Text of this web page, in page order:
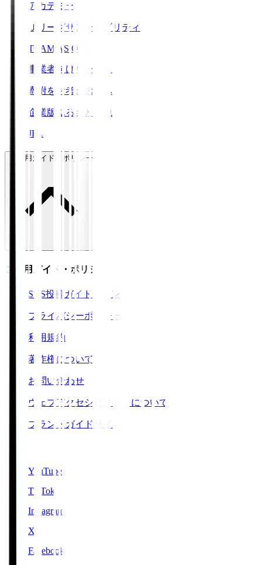
アカデミー
Ｊリーグサステナビリティ
TEAM AS ONE
事業者向けサービス
寄附をお考えの方へ
企業版ふるさと納税
JFA
ご利用ガイド・ポリシー
ご利用ガイド・ポリシー
SNS投稿ガイドライン
プライバシーポリシー
利用規約
著作権について
お問い合わせ
ウェブアクセシビリティについて
ブランドガイドライン
YouTube
TikTok
Instagram
X
Facebook